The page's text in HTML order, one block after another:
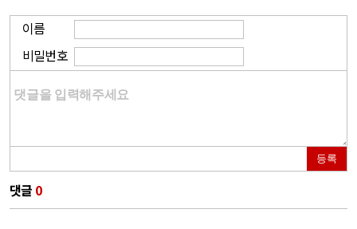
이름
비밀번호
등록
댓글 0